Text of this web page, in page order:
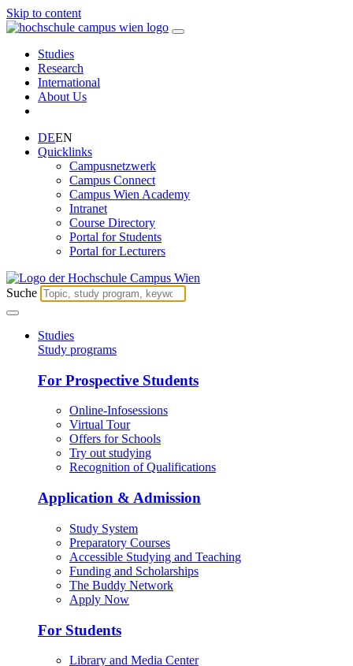
Skip to content
Studies
Research
International
About Us
DEEN
Quicklinks
Campusnetzwerk
Campus Connect
Campus Wien Academy
Intranet
Course Directory
Portal for Students
Portal for Lecturers
Suche
Studies
Study programs
For Prospective Students
Online-Infosessions
Virtual Tour
Offers for Schools
Try out studying
Recognition of Qualifications
Application & Admission
Study System
Preparatory Courses
Accessible Studying and Teaching
Funding and Scholarships
The Buddy Network
Apply Now
For Students
Library and Media Center